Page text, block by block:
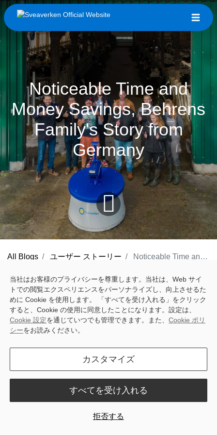
Noticeable Time and
Money Savings, Behrens
Family's Story from
Germany
All Blogs ユーザー ストーリー Noticeable Time and Money Savings, Behrens Family's Story from Germany
In the Idyllic East Frisian Countryside, where the Dutch Border
Meets the Heart of Germany, the Behrens Family Cultivates a
Generational Love for Dairy Farming.
Achim Behrens, alongside his parents and two dedicated trainees,
approximately 220 cows. Their unwavering commitment to
excellence shines through in an impressive herd average of
a dynamic testament to sustainable farming. With a focus on
当社はお客様のプライバシーを尊重します。当社は、Web サイ
トでの閲覧エクスペリエンスをパーソナライズし、向上させるた
めに Cookie を使用します。 「すべてを受け入れる」をクリック
すると、Cookie の使用に同意したことになります。設定は、
Cookie 設定を通じていつでも管理できます。また、 Cookie ポリ
シーをお読みください。
カスタマイズ
拒否する
すべてを受け入れる